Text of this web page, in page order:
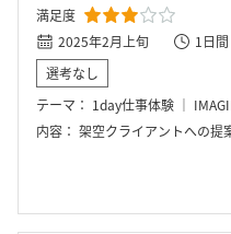
満足度
2025年2月上旬
1日間
選考なし
テーマ： 1day仕事体験 ｜
内容： 架空クライアントへの提